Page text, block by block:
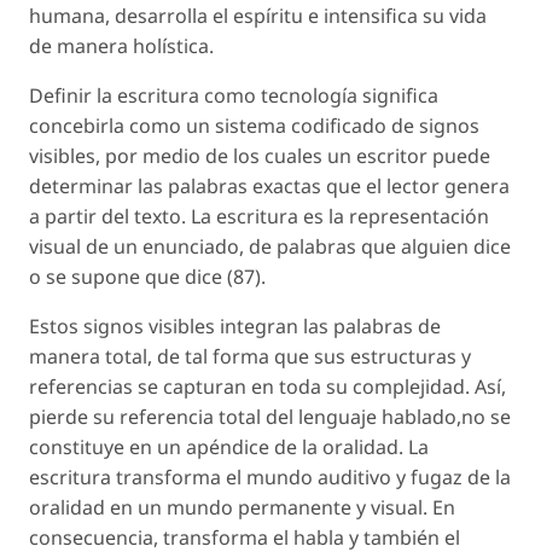
humana, desarrolla el espíritu e intensifica su vida
de manera holística.
Definir la escritura como tecnología significa
concebirla como un sistema codificado de signos
visibles, por medio de los cuales un escritor puede
determinar las palabras exactas que el lector genera
a partir del texto. La escritura es la representación
visual de un enunciado, de palabras que alguien dice
o se supone que dice (87).
Estos signos visibles integran las palabras de
manera total, de tal forma que sus estructuras y
referencias se capturan en toda su complejidad. Así,
pierde su referencia total del lenguaje hablado,no se
constituye en un apéndice de la oralidad. La
escritura transforma el mundo auditivo y fugaz de la
oralidad en un mundo permanente y visual. En
consecuencia, transforma el habla y también el